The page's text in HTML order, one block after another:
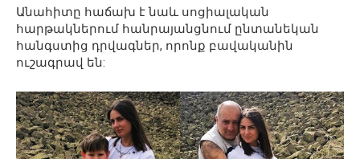
Անահիտը հաճախ է նաև սոցիալական
հարթակներում հանրայանցնում ընտանեկան
հանգստից դրվագներ, որոնք բավականին
ուշագրավ են: